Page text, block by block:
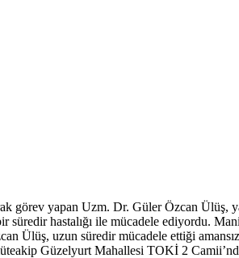
görev yapan Uzm. Dr. Güler Özcan Ülüş,
hastalığı ile mücadele ediyordu.
Ülüş, uzun süredir mücadele ettiği
Güzelyurt Mahallesi TOKİ 2